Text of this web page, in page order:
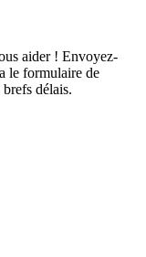
aider ! Envoyez-
le formulaire de
délais.